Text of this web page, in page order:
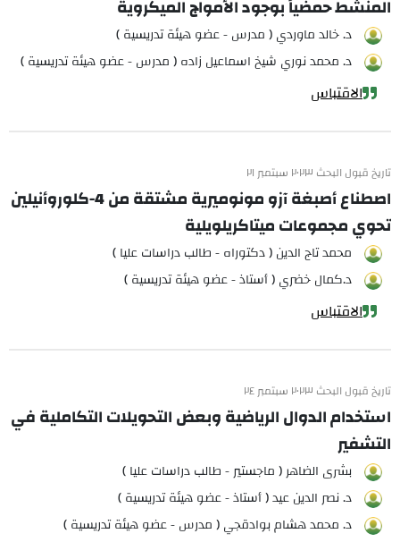
المنشط حمضياً بوجود الأمواج الميكروية
د. خالد ماوردي ( مدرس - عضو هيئة تدريسية )
د. محمد نوري شيخ اسماعيل زاده ( مدرس - عضو هيئة تدريسية )
الاقتباس
تاريخ قبول البحث ٢٠٢٣ سبتمبر ٢١
اصطناع أصبغة آزو مونوميرية مشتقة من 4-كلوروأنيلين
تحوي مجموعات ميتاكريلويلية
محمد تاج الدين ( دكتوراه - طالب دراسات عليا )
د.كمال خضري ( أستاذ - عضو هيئة تدريسية )
الاقتباس
تاريخ قبول البحث ٢٠٢٣ سبتمبر ٢٤
استخدام الدوال الرياضية وبعض التحويلات التكاملية في
التشفير
بشرى الضاهر ( ماجستير - طالب دراسات عليا )
د. نصر الدين عيد ( أستاذ - عضو هيئة تدريسية )
د. محمد هشام بوادقجي ( مدرس - عضو هيئة تدريسية )